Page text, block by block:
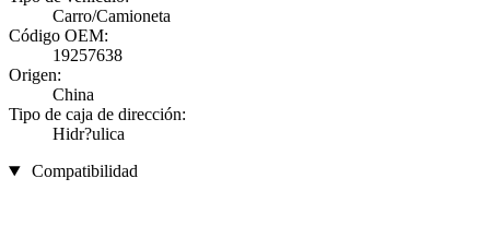
Carro/Camioneta
Código OEM:
19257638
Origen:
China
Tipo de caja de dirección:
Hidr?ulica
Compatibilidad